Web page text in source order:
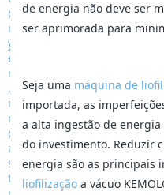
de energia não deve ser
ser aprimorada para
Seja uma máquina de
importada, as
a alta ingestão de
do investimento. Reduzir
energia são as principais
liofilização a vácuo